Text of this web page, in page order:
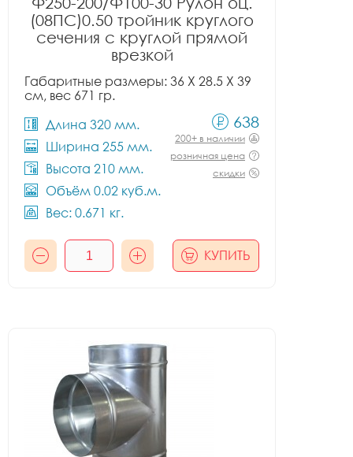
(08ПС)0.50 тройник круглого
сечения с круглой прямой
врезкой
Габаритные размеры: 36 X 28.5 X 39
см, вес 671 гр.
Длина 320 мм.
Ширина 255 мм.
Высота 210 мм.
Объём 0.02 куб.м.
Вес: 0.671 кг.
638
200+ в наличии
розничная цена
скидки
КУПИТЬ